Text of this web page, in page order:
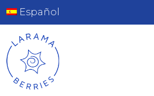
Español